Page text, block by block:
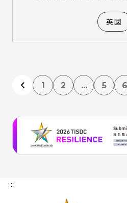
英國
1 2 ... 5 6
:::